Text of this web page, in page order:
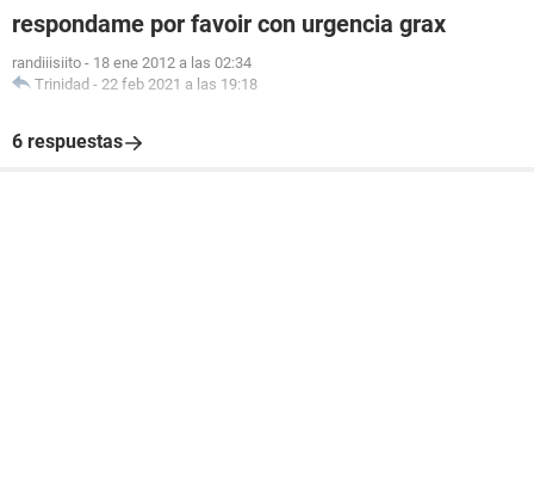
respondame por favoir con urgencia grax
randiiisiito - 18 ene 2012 a las 02:34
Trinidad - 22 feb 2021 a las 19:18
6 respuestas